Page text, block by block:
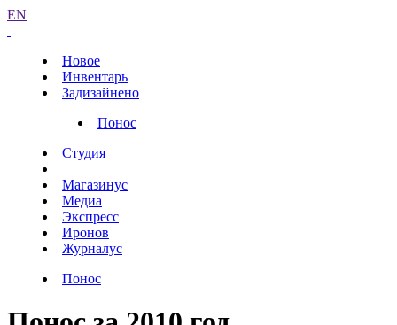
EN
Новое
Инвентарь
Задизайнено
Понос
Студия
Магазинус
Медиа
Экспресс
Иронов
Журналус
Понос